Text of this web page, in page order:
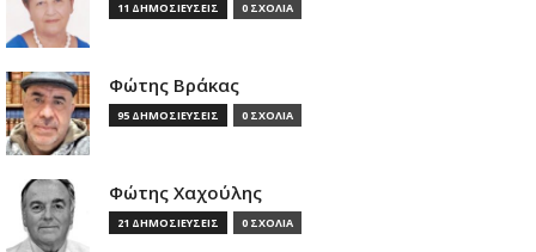
11 ΔΗΜΟΣΙΕΥΣΕΙΣ 0 ΣΧΟΛΙΑ
Φώτης Βράκας
95 ΔΗΜΟΣΙΕΥΣΕΙΣ 0 ΣΧΟΛΙΑ
Φώτης Χαχούλης
21 ΔΗΜΟΣΙΕΥΣΕΙΣ 0 ΣΧΟΛΙΑ